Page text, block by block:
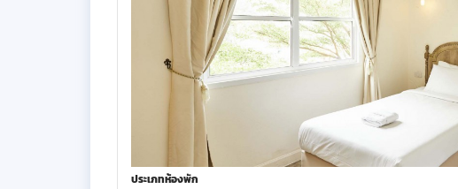
ประเภทห้องพัก